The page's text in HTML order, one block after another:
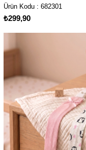
Ürün Kodu : 682301
₺299,90